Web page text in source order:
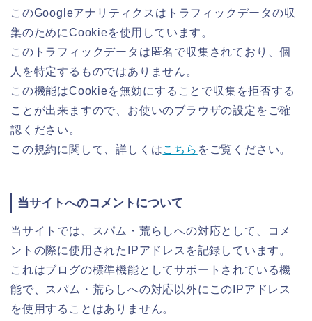
このGoogleアナリティクスはトラフィックデータの収
集のためにCookieを使用しています。
このトラフィックデータは匿名で収集されており、個
人を特定するものではありません。
この機能はCookieを無効にすることで収集を拒否する
ことが出来ますので、お使いのブラウザの設定をご確
認ください。
この規約に関して、詳しくはこちら をご覧ください。
当サイトへのコメントについて
当サイトでは、スパム・荒らしへの対応として、コメ
ントの際に使用されたIPアドレスを記録しています。
これはブログの標準機能としてサポートされている機
能で、スパム・荒らしへの対応以外にこのIPアドレス
を使用することはありません。